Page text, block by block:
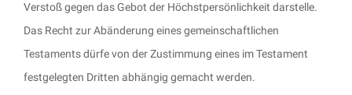
Verstoß gegen das Gebot der Höchstpersönlichkeit darstelle.
Das Recht zur Abänderung eines gemeinschaftlichen
Testaments dürfe von der Zustimmung eines im Testament
festgelegten Dritten abhängig gemacht werden.